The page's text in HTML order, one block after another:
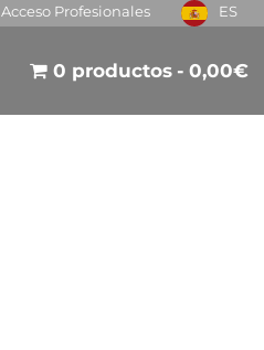
Acceso Profesionales ES
0 productos 0,00€